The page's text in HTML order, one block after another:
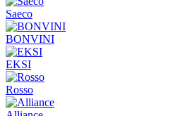
Saeco
BONVINI
EKSI
Rosso